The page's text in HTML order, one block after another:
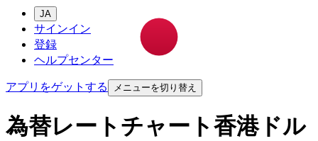
JA
サインイン
登録
ヘルプセンター
アプリをゲットする
メニューを切り替え
為替レートチャート香港ドル